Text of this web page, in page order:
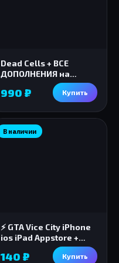
Dead Cells + ВСЕ
ДОПОЛНЕНИЯ на
iPhone AppStore ios
iPad
990 ₽ Купить
В наличии
⚡️ GTA Vice City iPhone
ios iPad Appstore +
ПОДАРОК🎁🎈
140 ₽ Купить